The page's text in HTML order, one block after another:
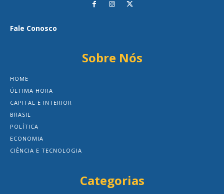
Fale Conosco
Sobre Nós
HOME
ÚLTIMA HORA
CAPITAL E INTERIOR
BRASIL
POLÍTICA
ECONOMIA
CIÊNCIA E TECNOLOGIA
Categorias